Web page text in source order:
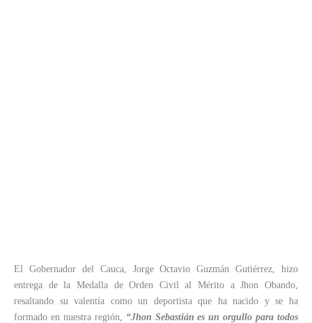
El Gobernador del Cauca, Jorge Octavio Guzmán Gutiérrez, hizo
entrega de la Medalla de Orden Civil al Mérito a Jhon Obando,
resaltando su valentía como un deportista que ha nacido y se ha
formado en nuestra región, “Jhon Sebastián es un orgullo para todos